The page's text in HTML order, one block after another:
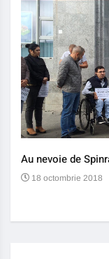
Au nevoie de
18 octombrie 2018